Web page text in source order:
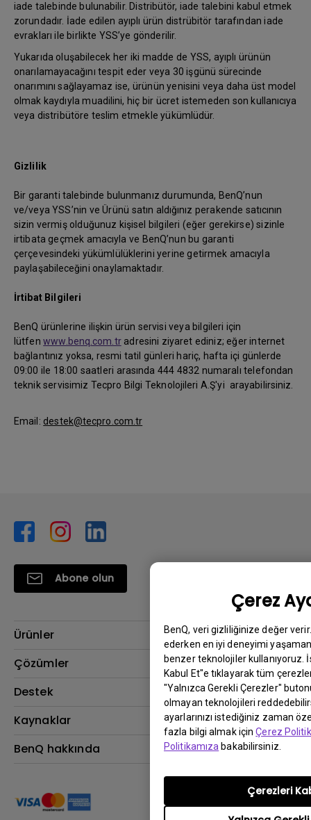
Çerez
BenQ, veri gizliliğinize değer
ederken en iyi deneyimi
benzer teknolojiler kullanıyoruz.
Kabul Et"e tıklayarak tüm
"Yalnızca Gerekli Çerezler"
olmayan teknolojileri
ayarlarınızı istediğiniz zaman
fazla bilgi almak içinÇerez
Politikamıza bakabilirsiniz.
Çerezleri
iade talebinde bulunabilir. Distribütör, iade talebini kabul etmek
zorundadır. İade edilen ayıplı ürün distrübitör tarafından iade
evrakları ile birlikte YSS’ye gönderilir.
Yukarıda oluşabilecek her iki madde de YSS, ayıplı ürünün
onarılamayacağını tespit eder veya 30 işgünü sürecinde
onarımını sağlayamaz ise, ürünün yenisini veya daha üst model
olmak kaydıyla muadilini, hiç bir ücret istemeden son kullanıcıya
veya distribütöre teslim etmekle yükümlüdür.
Gizlilik
Bir garanti talebinde bulunmanız durumunda, BenQ’nun
ve/veya YSS’nin ve Ürünü satın aldığınız perakende satıcının
sizin vermiş olduğunuz kişisel bilgileri (eğer gerekirse) sizinle
irtibata geçmek amacıyla ve BenQ’nun bu garanti
çerçevesindeki yükümlülüklerini yerine getirmek amacıyla
paylaşabileceğini onaylamaktadır.
İrtibat Bilgileri
BenQ ürünlerine ilişkin ürün servisi veya bilgileri için
lütfenwww.benq.com.tradresini ziyaret ediniz; eğer internet
bağlantınız yoksa, resmi tatil günleri hariç, hafta içi günlerde
09:00 ile 18:00 saatleri arasında 444 4832 numaralı telefondan
teknik servisimiz Tecpro Bilgi Teknolojileri A.Ş'yi arayabilirsiniz.
Email: destek@tecpro.com.tr
Abone olun
Ürünler
Projektör
Çözümler
BenQ AQCOLOR Elçisi
AQColor
Espor
Destek
İndirme & SSS
Kaynaklar
Projektör Atım Mesafesi Hesaplayıcı
BenQ hakkında
Grup
Marka